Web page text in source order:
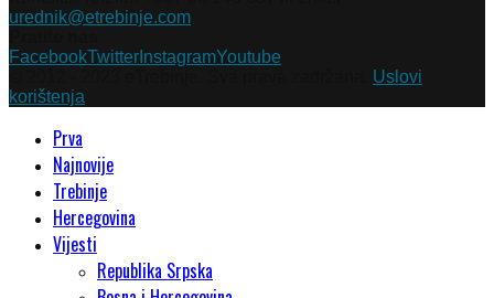
urednik@etrebinje.com
FacebookTwitter InstagramYoutube
Uslovi
korištenja
Prva
Najnovije
Trebinje
Hercegovina
Vijesti
Republika Srpska